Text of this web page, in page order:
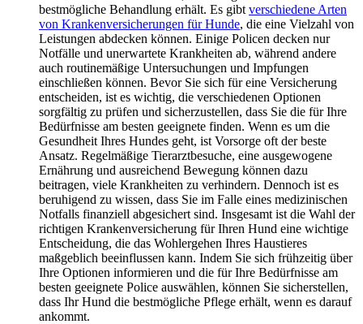
bestmögliche Behandlung erhält. Es gibt verschiedene Arten
von Krankenversicherungen für Hunde, die eine Vielzahl von
Leistungen abdecken können. Einige Policen decken nur
Notfälle und unerwartete Krankheiten ab, während andere
auch routinemäßige Untersuchungen und Impfungen
einschließen können. Bevor Sie sich für eine Versicherung
entscheiden, ist es wichtig, die verschiedenen Optionen
sorgfältig zu prüfen und sicherzustellen, dass Sie die für Ihre
Bedürfnisse am besten geeignete finden. Wenn es um die
Gesundheit Ihres Hundes geht, ist Vorsorge oft der beste
Ansatz. Regelmäßige Tierarztbesuche, eine ausgewogene
Ernährung und ausreichend Bewegung können dazu
beitragen, viele Krankheiten zu verhindern. Dennoch ist es
beruhigend zu wissen, dass Sie im Falle eines medizinischen
Notfalls finanziell abgesichert sind. Insgesamt ist die Wahl der
richtigen Krankenversicherung für Ihren Hund eine wichtige
Entscheidung, die das Wohlergehen Ihres Haustieres
maßgeblich beeinflussen kann. Indem Sie sich frühzeitig über
Ihre Optionen informieren und die für Ihre Bedürfnisse am
besten geeignete Police auswählen, können Sie sicherstellen,
dass Ihr Hund die bestmögliche Pflege erhält, wenn es darauf
ankommt.